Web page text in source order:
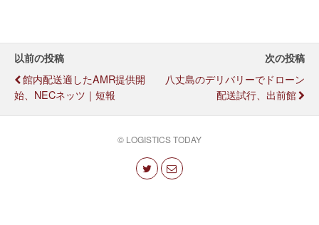
以前の投稿
館内配送適したAMR提供開
始、NECネッツ｜短報
次の投稿
八丈島のデリバリーでドローン
配送試行、出前館
© LOGISTICS TODAY